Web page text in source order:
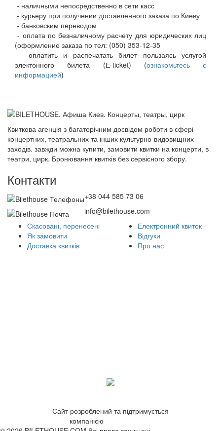
- наличными непосредственно в сети касс
- курьеру при получении доставленного заказа по Киеву
- банковским переводом
- оплата по безналичному расчету для юридических лиц
(оформление заказа по тел: (050) 353-12-35
- оплатить и распечатать билет пользаясь услугой
электонного билета (Е-ticket) (ознакомьтесь с
информацией)
Квиткова агенція з багаторічним досвідом роботи в сфері
концертних, театральних та інших культурно-видовищних
заходів. завжди можна купити, замовити квитки на концерти, в
театри, цирк. Бронювання квитків без сервісного збору.
Контакти
+38 044 585 73 06
info@bilethouse.com
Скасовані, перенесені
Як замовити
Доставка квитків
Електронний квиток
Відгуки
Про нас
Сайт розроблений та підтримується
компанією